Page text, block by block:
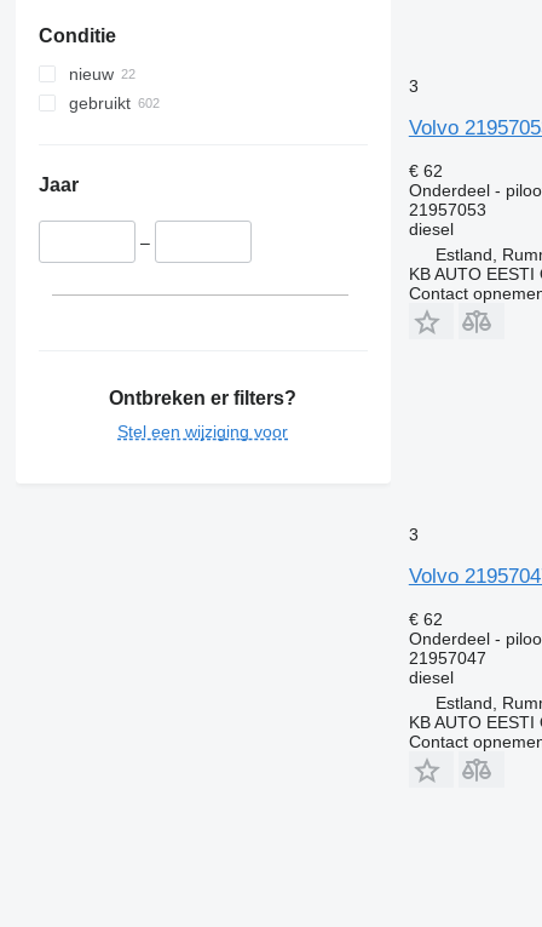
FL619
FM 420
FM 440
Conditie
nieuw
gebruikt
Jaar
–
Ontbreken er filters?
Stel een wijziging voor
3
Volvo
€ 62
Onderdeel -
21957053
diesel
Estland,
KB AUTO EESTI
Contact
3
Volvo
€ 62
Onderdeel -
21957047
diesel
Estland,
KB AUTO EESTI
Contact